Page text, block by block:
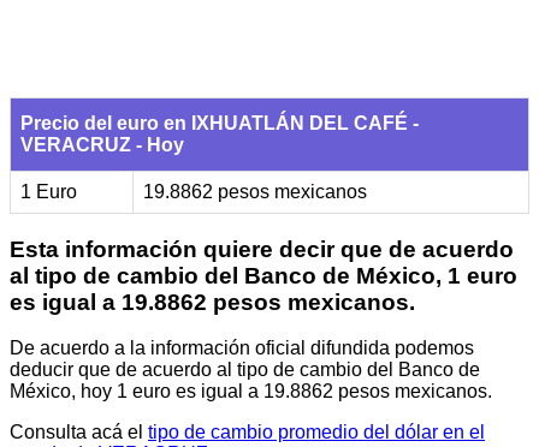
Precio del euro en IXHUATLÁN DEL CAFÉ -
VERACRUZ - Hoy
1 Euro 19.8862 pesos mexicanos
Esta información quiere decir que de acuerdo
al tipo de cambio del Banco de México, 1 euro
es igual a 19.8862 pesos mexicanos.
De acuerdo a la información oficial difundida podemos
deducir que de acuerdo al tipo de cambio del Banco de
México, hoy 1 euro es igual a 19.8862 pesos mexicanos.
Consulta acá el tipo de cambio promedio del dólar en el